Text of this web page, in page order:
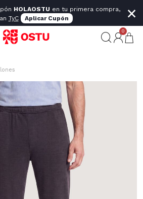
HOLAOSTU en tu primera compra,
TyC Aplicar Cupón ×
0